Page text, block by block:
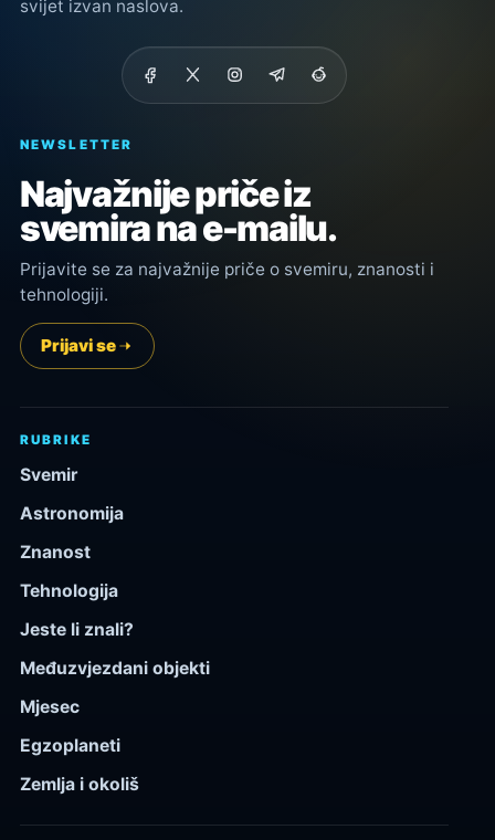
svijet izvan naslova.
NEWSLETTER
Najvažnije priče iz
svemira na e-mailu.
Prijavite se za najvažnije priče o svemiru, znanosti i
tehnologiji.
Prijavi se
RUBRIKE
Svemir
Astronomija
Znanost
Tehnologija
Jeste li znali?
Međuzvjezdani objekti
Mjesec
Egzoplaneti
Zemlja i okoliš